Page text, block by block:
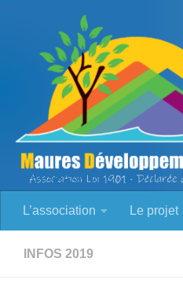
Skip to content
L’association Le projet
INFOS 2019